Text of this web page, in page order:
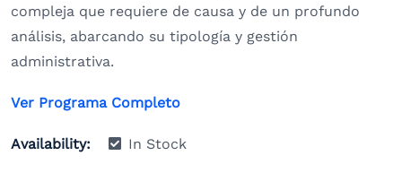
compleja que requiere de causa y de un profundo
análisis, abarcando su tipología y gestión
administrativa.
Ver Programa Completo
Availability: In Stock